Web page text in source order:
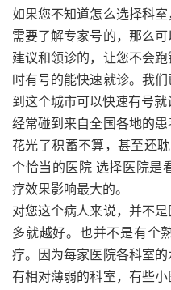
如果您不知道怎么选择科
需要了解专家号的，那么
建议和领诊的，让您不会
时有号的能快速就诊。我
到这个城市可以快速有号就
经常碰到来自全国各地的
花光了积蓄不算，甚至还
个恰当的医院 选择医院是
疗效果影响最大的。
对您这个病人来说，并不
多就越好。也并不是有个
疗。因为每家医院各科室
有相对薄弱的科室，有些